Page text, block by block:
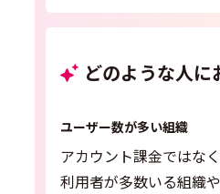
どのような人に
ユーザー数が多い組織
アカウント課金ではな
利用者が多数いる組織